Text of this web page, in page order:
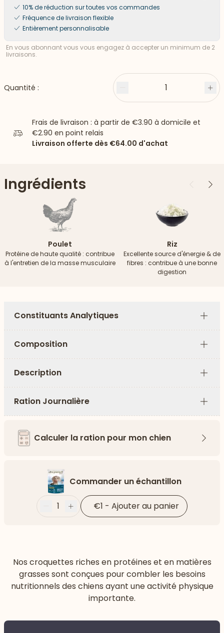
10% de réduction sur toutes vos commandes
Fréquence de livraison flexible
Entièrement personnalisable
En vous abonnant vous vous engagez à accepter un minimum de 2
livraisons.
Quantité : Moins 1
Frais de livraison : à partir de €3.90 à domicile et
€2.90 en point relais
Livraison offerte dès €64.00 d'achat
Ingrédients Précédent
Poulet
Protéine de haute qualité : contribue
à l'entretien de la masse musculaire
Riz
Excellente source d'énergie & de
fibres : contribue à une bonne
digestion
Constituants Analytiques
Plus
Composition
Plus
Description
Plus
Ration Journalière
Plus
Calculer la ration pour mon chien
Commander un échantillon
Moins
1 Plus €1 - Ajouter au panier
Nos croquettes riches en protéines et en matières
grasses sont conçues pour combler les besoins
nutritionnels des chiens ayant une activité physique
importante.